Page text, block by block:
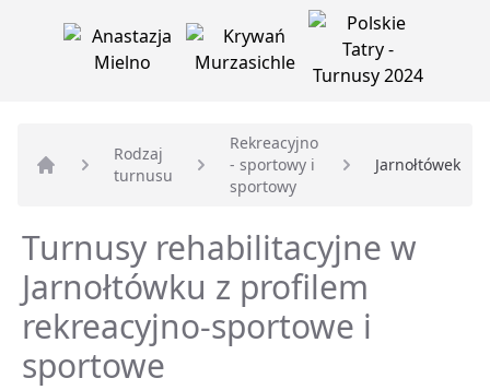
Strona główna
Rodzaj
turnusu
Rekreacyjno
- sportowy i
sportowy
Jarnołtówek
Turnusy rehabilitacyjne w
Jarnołtówku z profilem
rekreacyjno-sportowe i
sportowe